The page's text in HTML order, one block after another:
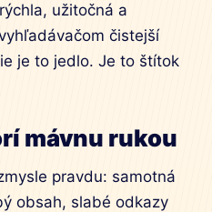
užitočná a
čistejší
je to jedlo. Je to štítok
mávnu rukou
pravdu: samotná
obsah, slabé odkazy